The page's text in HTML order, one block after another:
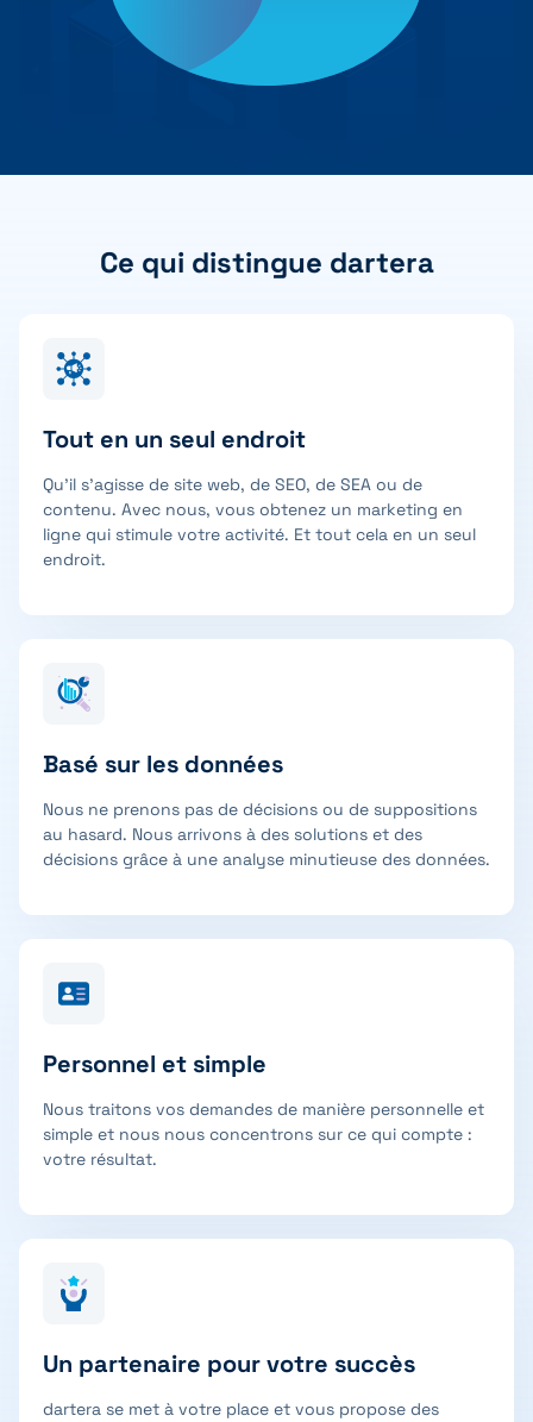
Ce qui distingue dartera
Tout en un seul endroit
Qu’il s’agisse de site web, de SEO, de SEA ou de
contenu. Avec nous, vous obtenez un marketing en
ligne qui stimule votre activité. Et tout cela en un seul
endroit.
Basé sur les données
Nous ne prenons pas de décisions ou de suppositions
au hasard. Nous arrivons à des solutions et des
décisions grâce à une analyse minutieuse des données.
Personnel et simple
Nous traitons vos demandes de manière personnelle et
simple et nous nous concentrons sur ce qui compte :
votre résultat.
Un partenaire pour votre succès
dartera se met à votre place et vous propose des